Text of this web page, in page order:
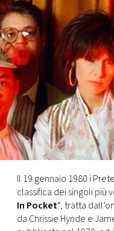
CONCORSI
EVENTI
VIDEO
TV
PRINCIPATO
DI
MONACO
RMC
Il 19 gennaio 1980 i
classifica dei singoli più
In Pocket“, tratta
da Chrissie Hynde e